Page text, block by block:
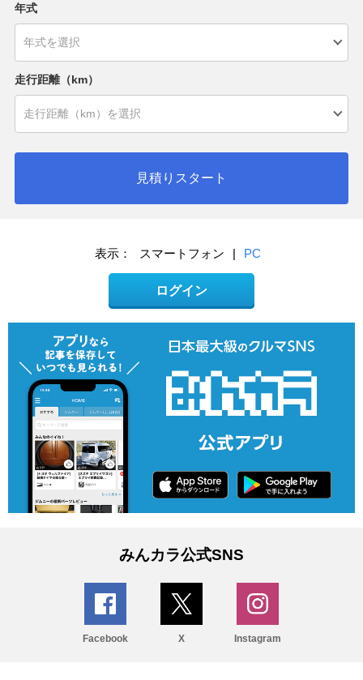
年式
走行距離（km）
見積りスタート
表示： スマートフォン | PC
ログイン
みんカラ公式SNS
Facebook X Instagram